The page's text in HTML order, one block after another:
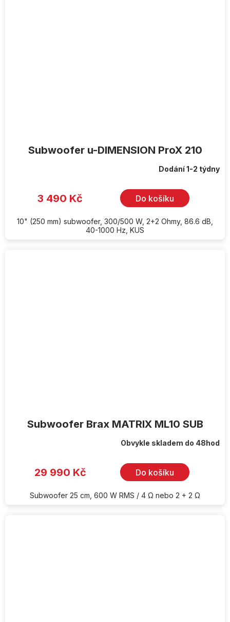
Subwoofer u-DIMENSION ProX 210
Dodání 1-2 týdny
3 490 Kč Do košíku
10" (250 mm) subwoofer, 300/500 W, 2+2 Ohmy, 86.6 dB,
40-1000 Hz, KUS
Subwoofer Brax MATRIX ML10 SUB
Obvykle skladem do 48hod
29 990 Kč Do košíku
Subwoofer 25 cm, 600 W RMS / 4 Ω nebo 2 + 2 Ω